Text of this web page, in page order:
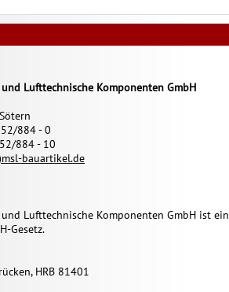
Lufttechnische Komponenten GmbH
884 - 0
884 - 10
bauartikel.de
Lufttechnische Komponenten GmbH ist
Gesetz.
HRB 81401